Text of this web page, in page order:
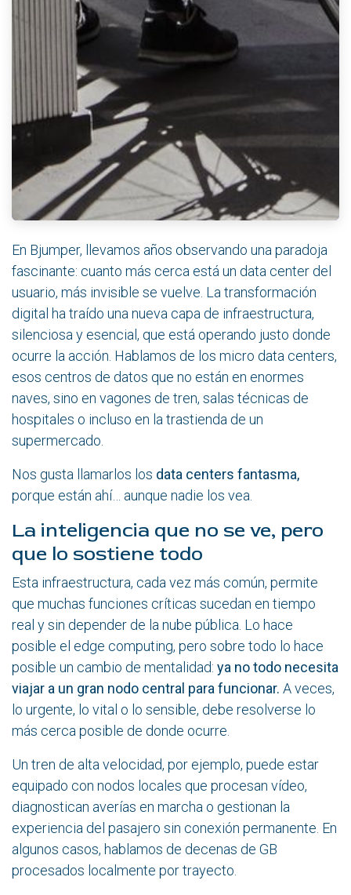
En Bjumper, llevamos años observando una paradoja
fascinante: cuanto más cerca está un data center del
usuario, más invisible se vuelve. La transformación
digital ha traído una nueva capa de infraestructura,
silenciosa y esencial, que está operando justo donde
ocurre la acción. Hablamos de los micro data centers,
esos centros de datos que no están en enormes
naves, sino en vagones de tren, salas técnicas de
hospitales o incluso en la trastienda de un
supermercado.
Nos gusta llamarlos los data centers fantasma,
porque están ahí… aunque nadie los vea.
La inteligencia que no se ve, pero
que lo sostiene todo
Esta infraestructura, cada vez más común, permite
que muchas funciones críticas sucedan en tiempo
real y sin depender de la nube pública. Lo hace
posible el edge computing, pero sobre todo lo hace
posible un cambio de mentalidad: ya no todo necesita
viajar a un gran nodo central para funcionar. A veces,
lo urgente, lo vital o lo sensible, debe resolverse lo
más cerca posible de donde ocurre.
Un tren de alta velocidad, por ejemplo, puede estar
equipado con nodos locales que procesan vídeo,
diagnostican averías en marcha o gestionan la
experiencia del pasajero sin conexión permanente. En
algunos casos, hablamos de decenas de GB
procesados localmente por trayecto.